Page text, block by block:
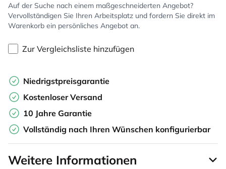
Auf der Suche nach einem maßgeschneiderten Angebot?
Vervollständigen Sie Ihren Arbeitsplatz und fordern Sie direkt im
Warenkorb ein persönliches Angebot an.
Zur Vergleichsliste hinzufügen
Niedrigstpreisgarantie
Kostenloser Versand
10 Jahre Garantie
Vollständig nach Ihren Wünschen konfigurierbar
Weitere Informationen